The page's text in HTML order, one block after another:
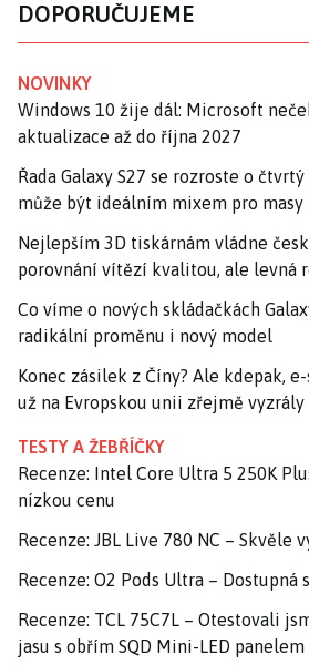
DOPORUČUJEME
NOVINKY
Windows 10 žije dál: Microsoft
aktualizace až do října 2027
Řada Galaxy S27 se rozroste o
může být ideálním mixem pro
Nejlepším 3D tiskárnám vládne
porovnání vítězí kvalitou, ale levná
Co víme o nových skládačkách
radikální proměnu i nový model
Konec zásilek z Číny? Ale kdepak,
už na Evropskou unii zřejmě vyzrály
TESTY A ŽEBŘÍČKY
Recenze: Intel Core Ultra 5 250K
nízkou cenu
Recenze: JBL Live 780 NC – Skvěle
Recenze: O2 Pods Ultra – Dostupná
Recenze: TCL 75C7L – Otestovali
jasu s obřím SQD Mini-LED panelem